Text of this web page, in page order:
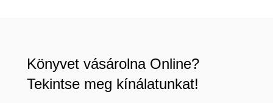
Könyvet vásárolna Online?
Tekintse meg kínálatunkat!